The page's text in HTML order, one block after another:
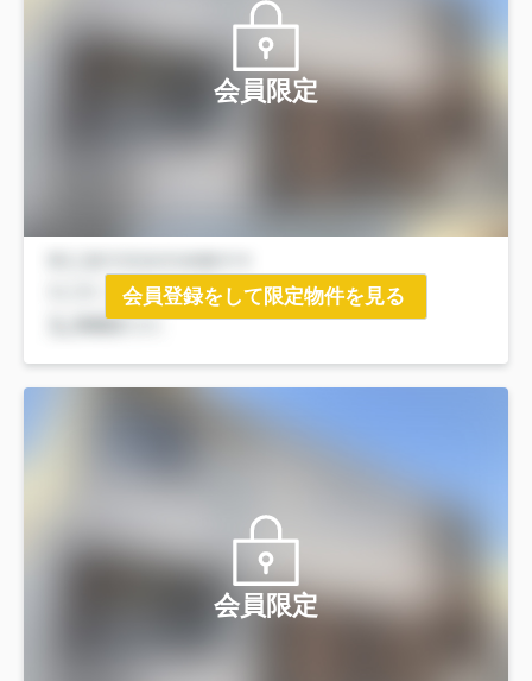
会員限定
会員登録をして限定物件を見る
会員限定